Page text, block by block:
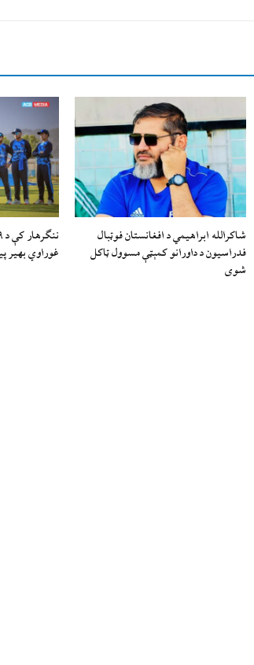
شاکرالله ابراهیمي د افغانستان فوټبال
فدراسیون د داورانو کمېټې مسوول ټاکل
شوی
غوراوي بهیر